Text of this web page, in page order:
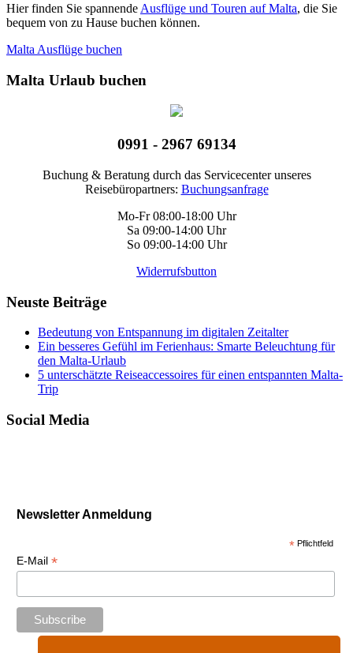
Hier finden Sie spannende Ausflüge und Touren auf Malta, die Sie
bequem von zu Hause buchen können.
Malta Ausflüge buchen
Malta Urlaub buchen
0991 - 2967 69134
Buchung & Beratung durch das Servicecenter unseres
Reisebüropartners: Buchungsanfrage
Mo-Fr 08:00-18:00 Uhr
Sa 09:00-14:00 Uhr
So 09:00-14:00 Uhr
Widerrufsbutton
Neuste Beiträge
Bedeutung von Entspannung im digitalen Zeitalter
Ein besseres Gefühl im Ferienhaus: Smarte Beleuchtung für
den Malta-Urlaub
5 unterschätzte Reiseaccessoires für einen entspannten Malta-
Trip
Social Media
Newsletter Anmeldung
* Pflichtfeld
E-Mail *